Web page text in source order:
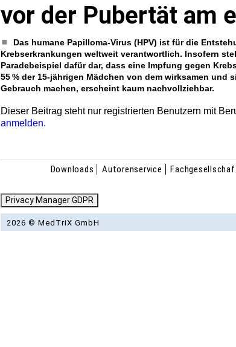
vor der Pubertät am
Das humane Papilloma-Virus (HPV) ist für die
Krebserkrankungen weltweit verantwortlich. Insofern
Paradebeispiel dafür dar, dass eine Impfung gegen
55 % der 15-jährigen Mädchen von dem wirksamen und
Gebrauch machen, erscheint kaum nachvollziehbar.
Dieser Beitrag steht nur registrierten Benutzern mit
anmelden.
Downloads Autorenservice
Privacy Manager GDPR
2026 © MedTriX GmbH